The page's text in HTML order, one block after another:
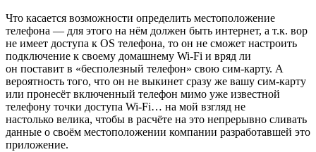
Что касается возможности определить местоположение
телефона — для этого на нём должен быть интернет, а т.к. вор
не имеет доступа к OS телефона, то он не сможет настроить
подключение к своему домашнему Wi-Fi и вряд ли
он поставит в «бесполезный телефон» свою сим-карту. А
вероятность того, что он не выкинет сразу же вашу сим-карту
или пронесёт включенный телефон мимо уже известной
телефону точки доступа Wi-Fi… на мой взгляд не
настолько велика, чтобы в расчёте на это непрерывно сливать
данные о своём местоположении компании разработавшей это
приложение.